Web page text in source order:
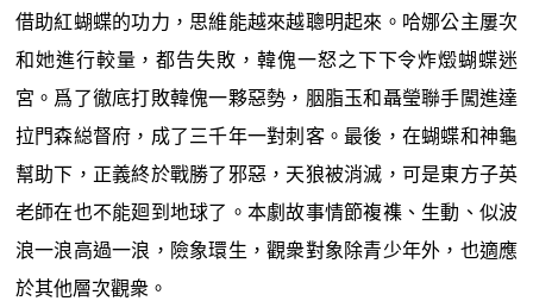
借助紅蝴蝶的功力，思維能越來越聰明起來。哈娜公主屢次
和她進行較量，都告失敗，韓傀一怒之下下令炸燬蝴蝶迷
宮。爲了徹底打敗韓傀一夥惡勢，胭脂玉和聶瑩聯手闖進達
拉門森縂督府，成了三千年一對刺客。最後，在蝴蝶和神龜
幫助下，正義終於戰勝了邪惡，天狼被消滅，可是東方子英
老師在也不能廻到地球了。本劇故事情節複襍、生動、似波
浪一浪高過一浪，險象環生，觀衆對象除青少年外，也適應
於其他層次觀衆。